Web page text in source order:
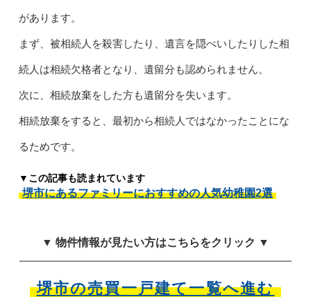
があります。
まず、被相続人を殺害したり、遺言を隠ぺいしたりした相
続人は相続欠格者となり、遺留分も認められません。
次に、相続放棄をした方も遺留分を失います。
相続放棄をすると、最初から相続人ではなかったことにな
るためです。
▼この記事も読まれています
堺市にあるファミリーにおすすめの人気幼稚園2選
▼ 物件情報が見たい方はこちらをクリック ▼
堺市の売買一戸建て一覧へ進む